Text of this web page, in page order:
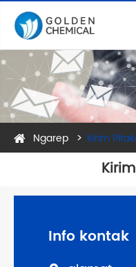
Ngarep Kirim
Info kontak